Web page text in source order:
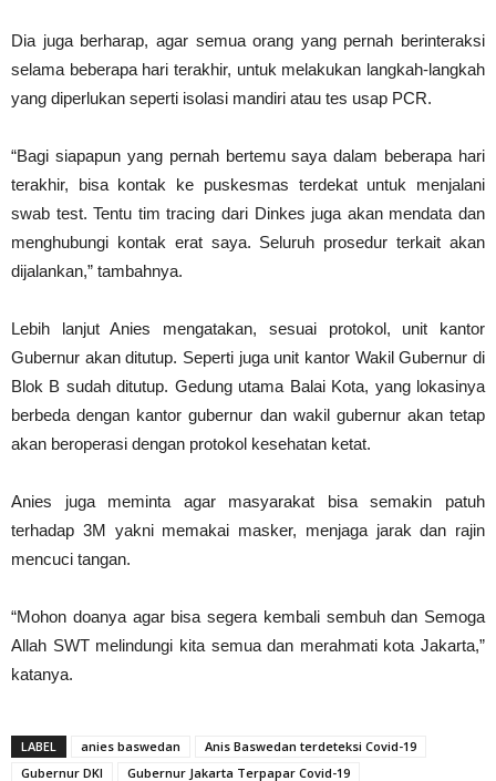
Dia juga berharap, agar semua orang yang pernah berinteraksi
selama beberapa hari terakhir, untuk melakukan langkah-langkah
yang diperlukan seperti isolasi mandiri atau tes usap PCR.
“Bagi siapapun yang pernah bertemu saya dalam beberapa hari
terakhir, bisa kontak ke puskesmas terdekat untuk menjalani
swab test. Tentu tim tracing dari Dinkes juga akan mendata dan
menghubungi kontak erat saya. Seluruh prosedur terkait akan
dijalankan,” tambahnya.
Lebih lanjut Anies mengatakan, sesuai protokol, unit kantor
Gubernur akan ditutup. Seperti juga unit kantor Wakil Gubernur di
Blok B sudah ditutup. Gedung utama Balai Kota, yang lokasinya
berbeda dengan kantor gubernur dan wakil gubernur akan tetap
akan beroperasi dengan protokol kesehatan ketat.
Anies juga meminta agar masyarakat bisa semakin patuh
terhadap 3M yakni memakai masker, menjaga jarak dan rajin
mencuci tangan.
“Mohon doanya agar bisa segera kembali sembuh dan Semoga
Allah SWT melindungi kita semua dan merahmati kota Jakarta,”
katanya.
LABEL anies baswedan
Anis Baswedan terdeteksi Covid-19
Gubernur DKI
Gubernur Jakarta Terpapar Covid-19